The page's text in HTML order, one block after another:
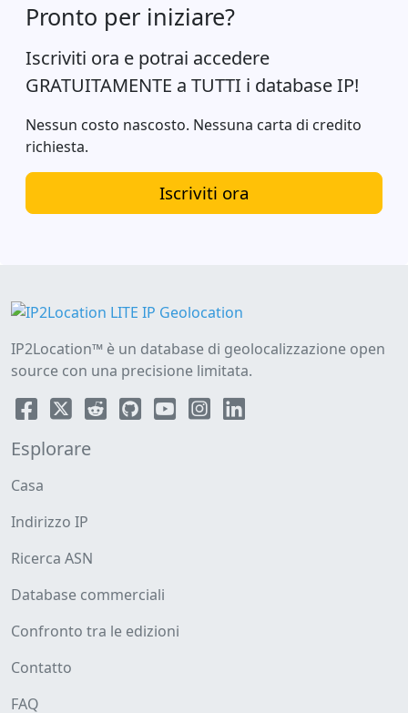
Pronto per iniziare?
Iscriviti ora e potrai accedere
GRATUITAMENTE a TUTTI i database IP!
Nessun costo nascosto. Nessuna carta di credito
richiesta.
Iscriviti ora
IP2Location™ è un database di geolocalizzazione open
source con una precisione limitata.
Esplorare
Casa
Indirizzo IP
Ricerca ASN
Database commerciali
Confronto tra le edizioni
Contatto
FAQ